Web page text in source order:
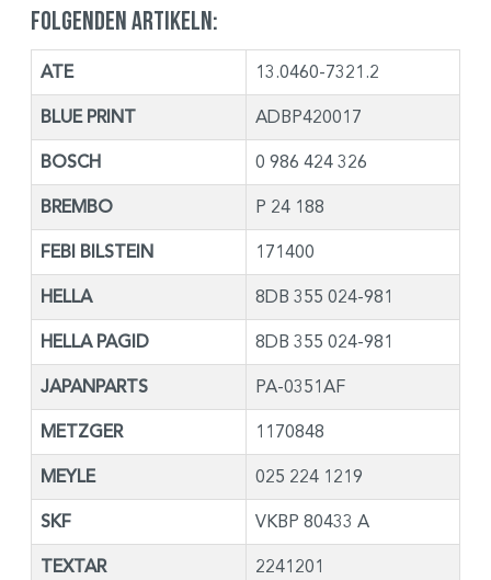
folgenden Artikeln:
ATE 13.0460-7321.2
BLUE PRINT ADBP420017
BOSCH 0 986 424 326
BREMBO P 24 188
FEBI BILSTEIN 171400
HELLA 8DB 355 024-981
HELLA PAGID 8DB 355 024-981
JAPANPARTS PA-0351AF
METZGER 1170848
MEYLE 025 224 1219
SKF VKBP 80433 A
TEXTAR 2241201